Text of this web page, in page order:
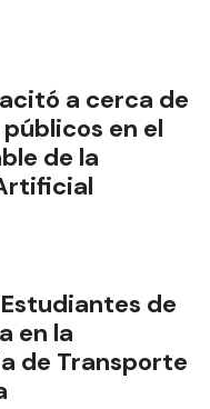
a cerca de
en el
de la
de
en la
de Transporte